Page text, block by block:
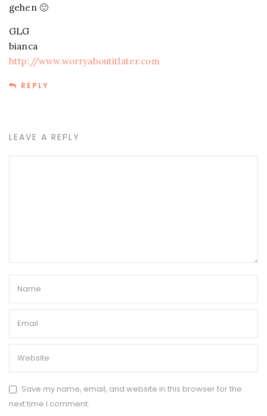
gehen 🙂
GLG
bianca
http://www.worryaboutitlater.com
REPLY
LEAVE A REPLY
Save my name, email, and website in this browser for the
next time I comment.